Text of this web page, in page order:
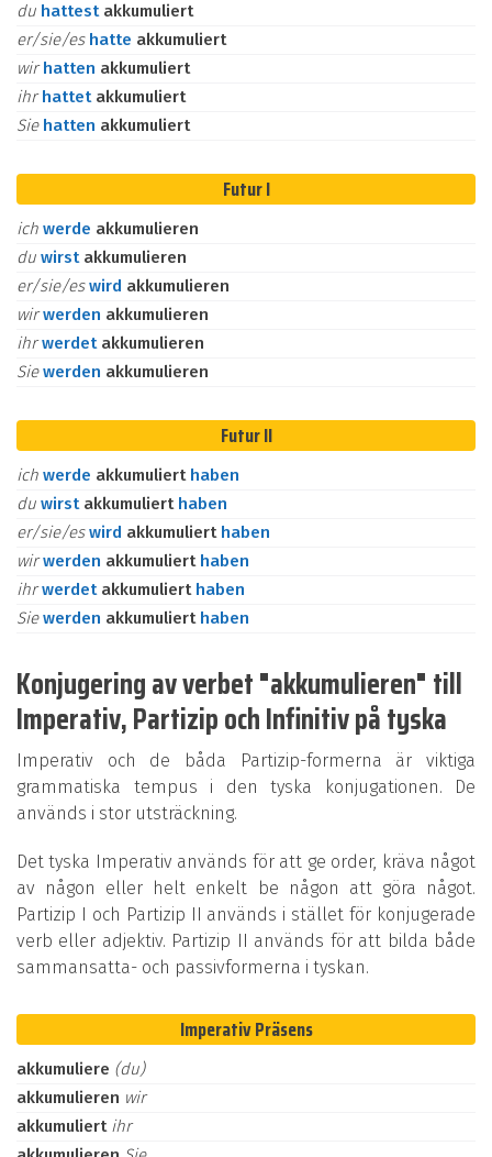
du hattest akkumuliert
er/sie/es hatte akkumuliert
wirhatten akkumuliert
ihrhattet akkumuliert
Sie hatten akkumuliert
Futur I
ich werde akkumulieren
du wirst akkumulieren
er/sie/eswird akkumulieren
wirwerden akkumulieren
ihrwerdet akkumulieren
Siewerden akkumulieren
Futur II
ich werde akkumuliert haben
du wirst akkumuliert haben
er/sie/eswird akkumuliert haben
wirwerden akkumuliert haben
ihrwerdet akkumuliert haben
Siewerden akkumuliert haben
Konjugering av verbet "akkumulieren" till
Imperativ, Partizip och Infinitiv på tyska
Imperativ och de båda Partizip-formerna är viktiga
grammatiska tempus i den tyska konjugationen. De
används i stor utsträckning.
Det tyska Imperativ används för att ge order, kräva något
av någon eller helt enkelt be någon att göra något.
Partizip I och Partizip II används i stället för konjugerade
verb eller adjektiv. Partizip II används för att bilda både
sammansatta- och passivformerna i tyskan.
Imperativ Präsens
akkumuliere (du)
akkumulieren wir
akkumuliert ihr